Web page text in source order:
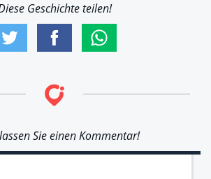
Geschichte teilen!
Sie einen Kommentar!